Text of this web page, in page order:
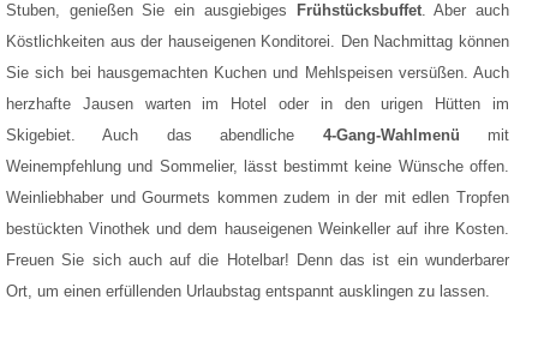
Stuben, genießen Sie ein ausgiebiges
Frühstücksbuffet. Aber auch
Köstlichkeiten aus der hauseigenen Konditorei. Den Nachmittag können
Sie sich bei hausgemachten Kuchen und Mehlspeisen versüßen. Auch
herzhafte Jausen warten im Hotel oder in den urigen Hütten im
Skigebiet. Auch das abendliche 4-Gang-Wahlmenü mit
Weinempfehlung und Sommelier, lässt bestimmt keine Wünsche offen.
Weinliebhaber und Gourmets kommen zudem in der mit edlen Tropfen
bestückten Vinothek und dem hauseigenen Weinkeller auf ihre Kosten.
Freuen Sie sich auch auf die Hotelbar! Denn das ist ein wunderbarer
Ort, um einen erfüllenden Urlaubstag entspannt ausklingen zu lassen.